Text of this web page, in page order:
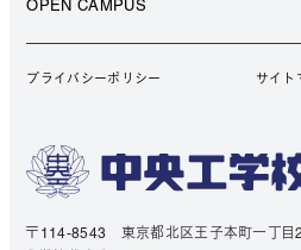
OPEN CAMPUS
プライバシーポリシー サイト
〒114-8543 東京都北区王子本町一丁目